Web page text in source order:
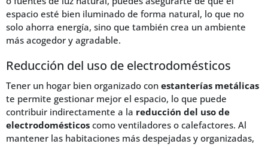
espacio esté bien iluminado de forma natural, lo que no
solo ahorra energía, sino que también crea un ambiente
más acogedor y agradable.
Reducción del uso de electrodomésticos
Tener un hogar bien organizado con estanterías metálicas
te permite gestionar mejor el espacio, lo que puede
contribuir indirectamente a la reducción del uso de
electrodomésticos como ventiladores o calefactores. Al
mantener las habitaciones más despejadas y organizadas,